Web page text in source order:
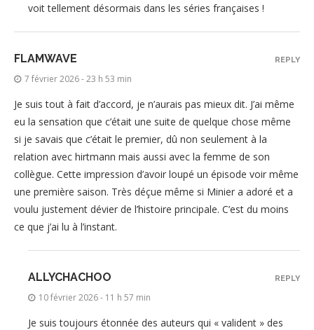
voit tellement désormais dans les séries françaises !
FLAMWAVE
7 février 2026 - 23 h 53 min
Je suis tout à fait d’accord, je n’aurais pas mieux dit. J’ai même
eu la sensation que c’était une suite de quelque chose même
si je savais que c’était le premier, dû non seulement à la
relation avec hirtmann mais aussi avec la femme de son
collègue. Cette impression d’avoir loupé un épisode voir même
une première saison. Très déçue même si Minier a adoré et a
voulu justement dévier de l’histoire principale. C’est du moins
ce que j’ai lu à l’instant.
REPLY
ALLYCHACHOO
10 février 2026 - 11 h 57 min
Je suis toujours étonnée des auteurs qui « valident » des
REPLY